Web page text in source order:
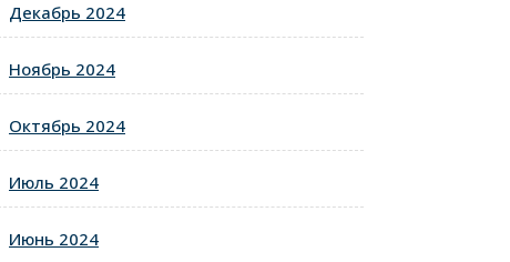
Декабрь 2024
Ноябрь 2024
Октябрь 2024
Июль 2024
Июнь 2024